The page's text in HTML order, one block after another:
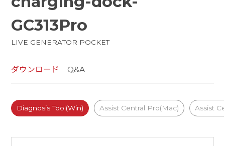
GC313Pro
LIVE GENERATOR POCKET
ダウンロード Q&A
Diagnosis Tool(Win) Assist Central Pro(Mac) Assist